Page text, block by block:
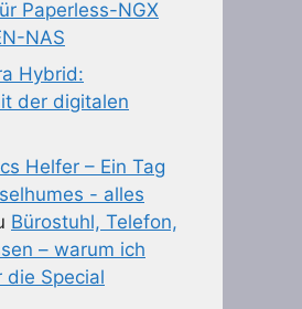
Paperless-NGX
NAS
Hybrid:
der digitalen
Helfer – Ein Tag
- alles
Bürostuhl, Telefon,
– warum ich
die Special